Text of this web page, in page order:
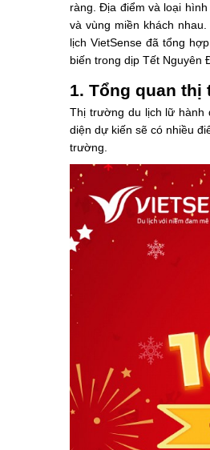
ràng. Địa điểm và loại
và vùng miền khách
lịch VietSense đã tổng
biến trong dịp Tết Nguyên
1. Tổng quan
Thị trường du lịch lữ hành
diện dự kiến sẽ có nhiều
trường.